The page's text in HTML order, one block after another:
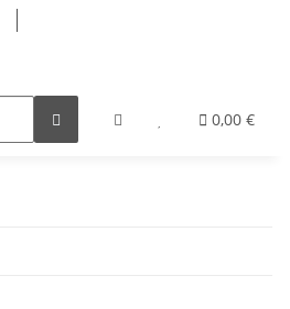
0,00 €
Garderobenschränke